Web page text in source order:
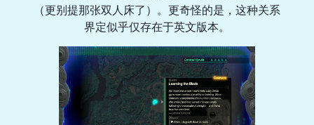
（更别提那张双人床了）。更奇怪的是，这种关系
界定似乎仅存在于英文版本。